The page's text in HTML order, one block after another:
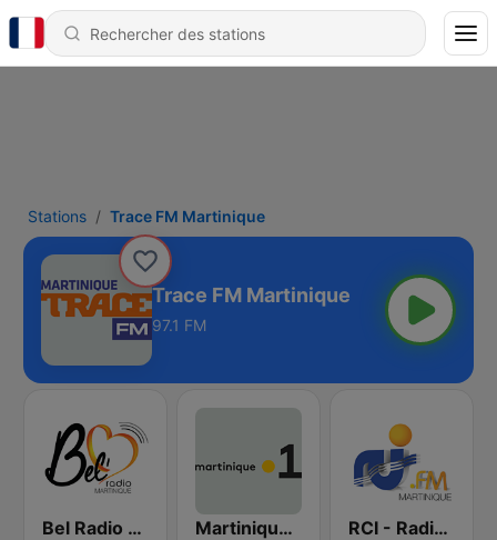
Stations Trace FM Martinique
Trace FM Martinique
97.1 FM
Bel Radio Martinique Martinique la 1ère RCI - Radio Caraïbes International Martinique